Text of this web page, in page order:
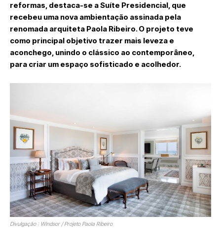
reformas, destaca-se a Suíte Presidencial, que
recebeu uma nova ambientação assinada pela
renomada arquiteta Paola Ribeiro. O projeto teve
como principal objetivo trazer mais leveza e
aconchego, unindo o clássico ao contemporâneo,
para criar um espaço sofisticado e acolhedor.
Divulgação : Windsor / Projeto Paola Ribeiro